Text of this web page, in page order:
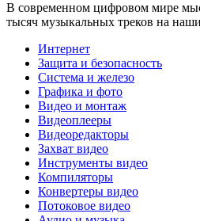
В современном цифровом мире
тысяч музыкальных треков на
Интернет
Защита и безопасность
Система и железо
Графика и фото
Видео и монтаж
Видеоплееры
Видеоредакторы
Захват видео
Инструменты видео
Компиляторы
Конвертеры видео
Потоковое видео